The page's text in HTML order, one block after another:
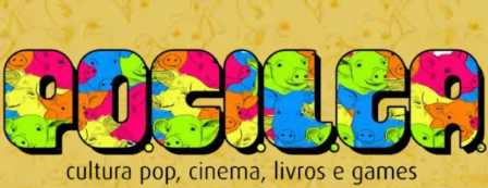
Ir
para
o
conteúdo